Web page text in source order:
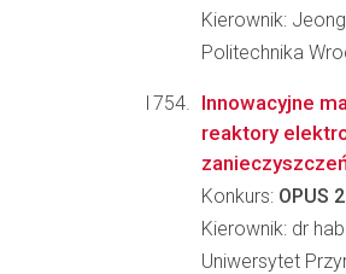
Kierownik:
Politechnika
Innowacyjne
reaktory
Konkurs: OPUS
Kierownik: dr
Uniwersytet